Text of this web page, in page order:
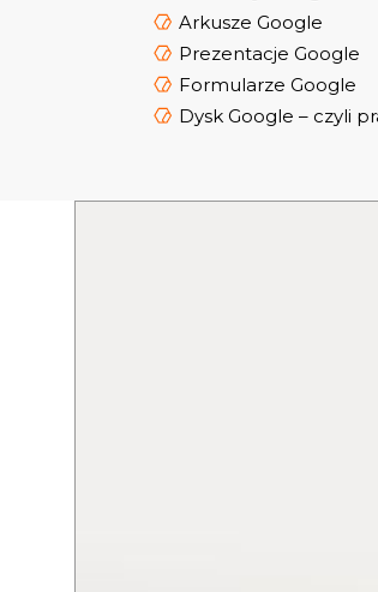
Arkusze Google
Prezentacje Google
Formularze Google
Dysk Google – czyli